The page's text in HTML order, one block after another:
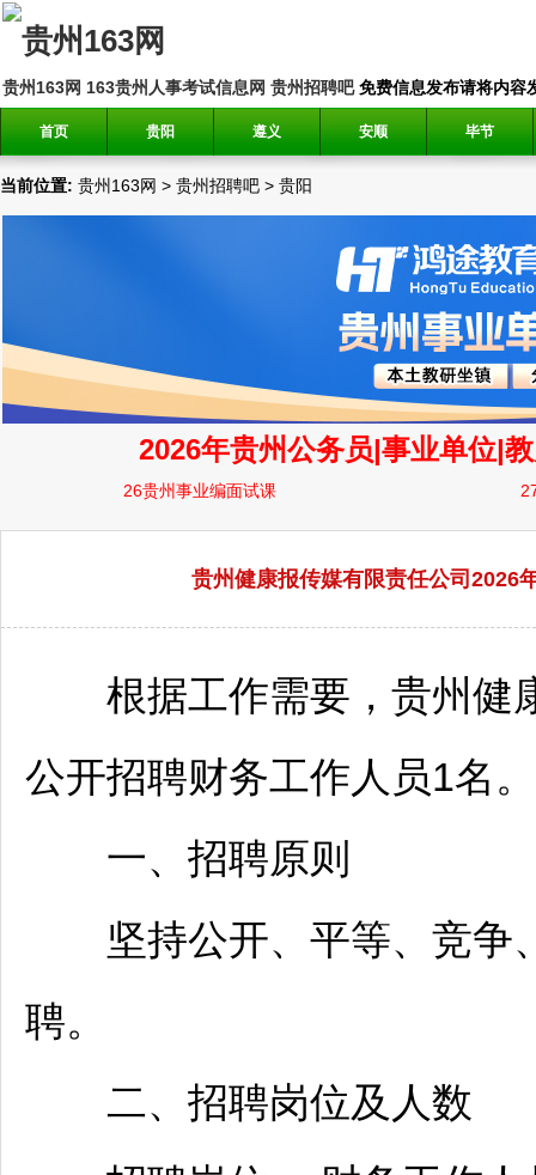
贵州163网 163贵州人事考试信息网 贵州招聘吧免费信息发布请将内容
首页 贵阳 遵义 安顺 毕节
当前位置: 贵州163网 > 贵州招聘吧 > 贵阳
贵州健康报传媒有限责任公司2026
根据工作需要，贵州健
公开招聘财务工作人员1名
一、 招聘原则
坚持公开、平等、竞争
聘。
二、 招聘岗位及人数